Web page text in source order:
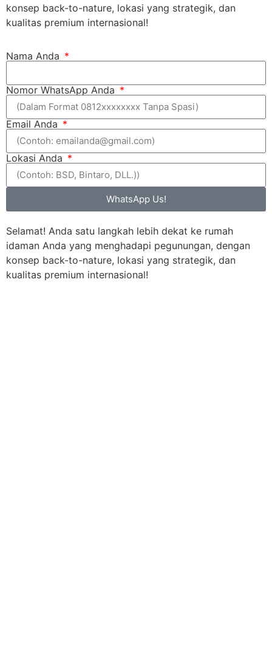
konsep back-to-nature, lokasi yang strategik, dan
kualitas premium internasional!
Nama Anda
Nomor WhatsApp Anda
Email Anda
Lokasi Anda
WhatsApp Us!
Selamat! Anda satu langkah lebih dekat ke rumah
idaman Anda yang menghadapi pegunungan, dengan
konsep back-to-nature, lokasi yang strategik, dan
kualitas premium internasional!